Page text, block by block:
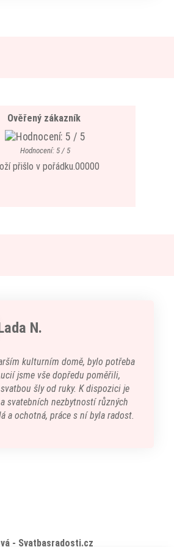
Ověřený zákazník
Hodnocení: 5 / 5
přišlo v pořádku.00000
N.
kulturním domě, bylo potřeba
jsme vše dopředu poměřili,
šly od ruky. K dispozici je
svatebních nezbytností různých
a ochotná, práce s ní byla radost.
- Svatbasradosti.cz